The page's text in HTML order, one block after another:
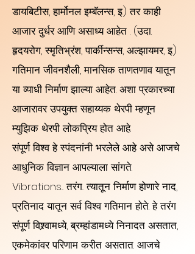
डायबिटीस, हार्मोनल इम्बॅलन्स, इ.) तर काही
आजार दुर्धर आणि असाध्य आहेत . (उदा.
हृदयरोग, स्मृतिभ्रंश, पार्कीन्सन्स, अल्झायमर, इ.)
गतिमान जीवनशैली, मानसिक ताणतणाव यातून
या व्याधी निर्माण झाल्या आहेत. अशा प्रकारच्या
आजारावर उपयुक्त सहाय्यक थेरपी म्हणून
म्युझिक थेरपी लोकप्रिय होत आहे.
संपूर्ण विश्व हे स्पंदनांनी भरलेले आहे असे आजचे
आधुनिक विज्ञान आपल्याला सांगते.
Vibrations... तरंग.. त्यातून निर्माण होणारे नाद,
प्रतिनाद यातून सर्व विश्व गतिमान होते. हे तरंग
संपूर्ण विश्र्वामध्ये, ब्रम्हांडामध्ये निनादत असतात,
एकमेकांवर परिणाम करीत असतात. आजचे